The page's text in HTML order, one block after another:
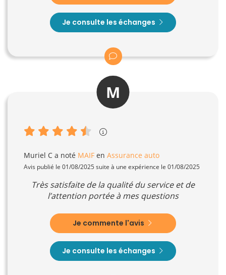
Je consulte les échanges
M
Muriel C a noté MAIF en Assurance auto
Avis publié le 01/08/2025 suite à une expérience le 01/08/2025
Très satisfaite de la qualité du service et de
l’attention portée à mes questions
Je commente l'avis
Je consulte les échanges